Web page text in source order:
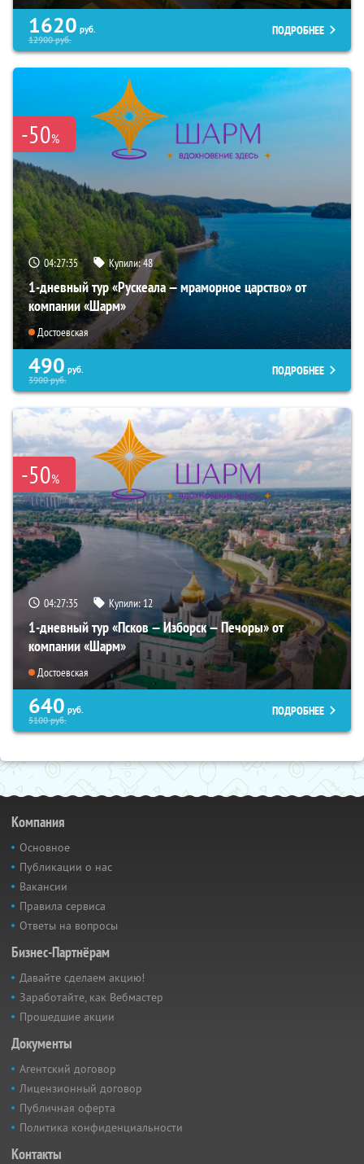
1620 руб.
12900руб.
ПОДРОБНЕЕ
-50%
04:27:34 Купили:48
1-дневный тур «Рускеала — мраморное царство» от
компании «Шарм»
Достоевская
490 руб.
3900руб.
ПОДРОБНЕЕ
-50%
04:27:34 Купили:12
1-дневный тур «Псков — Изборск — Печоры» от
компании «Шарм»
Достоевская
640 руб.
5100руб.
ПОДРОБНЕЕ
Компания
Основное
Публикации о нас
Вакансии
Правила сервиса
Ответы на вопросы
Бизнес-Партнёрам
Давайте сделаем акцию!
Заработайте, как Вебмастер
Прошедшие акции
Документы
Агентский договор
Лицензионный договор
Публичная оферта
Политика конфиденциальности
Контакты